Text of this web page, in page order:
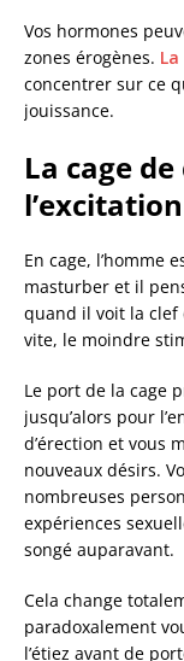
Vos hormones
zones érogènes.
concentrer sur ce
jouissance.
La cage
l’excitation
En cage, l’homme
masturber et il
quand il voit la clef
vite, le moindre
Le port de la cage
jusqu’alors pour
d’érection et vous
nouveaux désirs.
nombreuses
expériences
songé auparavant.
Cela change
paradoxalement
l’étiez avant de